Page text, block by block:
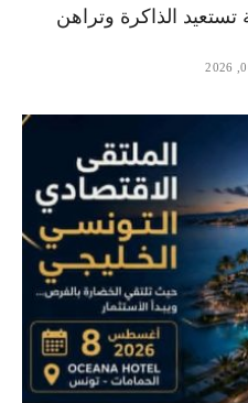
الذاكرة وتراهن